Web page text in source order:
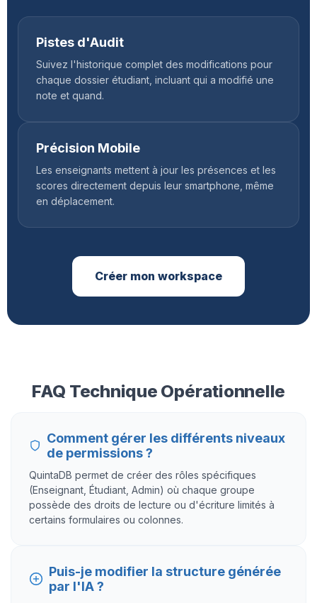
Pistes d'Audit
Suivez l'historique complet des modifications pour
chaque dossier étudiant, incluant qui a modifié une
note et quand.
Précision Mobile
Les enseignants mettent à jour les présences et les
scores directement depuis leur smartphone, même
en déplacement.
Créer mon workspace
FAQ Technique Opérationnelle
Comment gérer les différents niveaux
de permissions ?
QuintaDB permet de créer des rôles spécifiques
(Enseignant, Étudiant, Admin) où chaque groupe
possède des droits de lecture ou d'écriture limités à
certains formulaires ou colonnes.
Puis-je modifier la structure générée
par l'IA ?